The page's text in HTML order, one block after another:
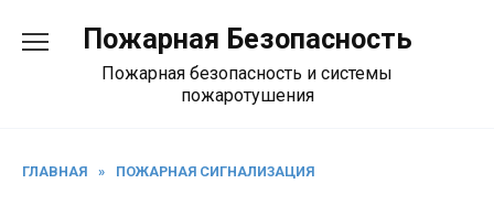
содержанию
Пожарная Безопасность
Пожарная безопасность и системы
пожаротушения
ГЛАВНАЯ » ПОЖАРНАЯ СИГНАЛИЗАЦИЯ